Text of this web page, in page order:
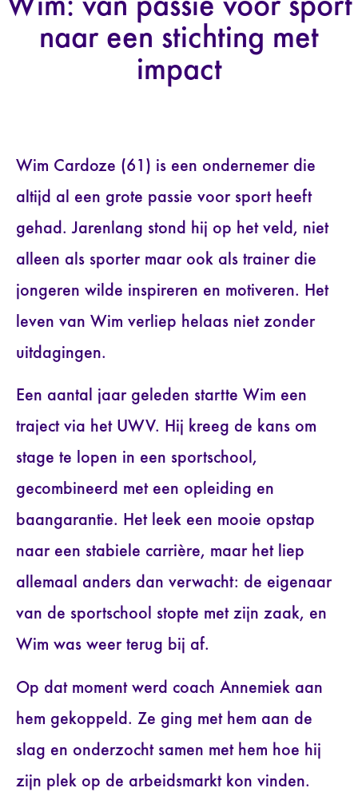
Wim: van passie voor sport
naar een stichting met
impact
Wim Cardoze (61) is een ondernemer die
altijd al een grote passie voor sport heeft
gehad. Jarenlang stond hij op het veld, niet
alleen als sporter maar ook als trainer die
jongeren wilde inspireren en motiveren. Het
leven van Wim verliep helaas niet zonder
uitdagingen.
Een aantal jaar geleden startte Wim een
traject via het UWV. Hij kreeg de kans om
stage te lopen in een sportschool,
gecombineerd met een opleiding en
baangarantie. Het leek een mooie opstap
naar een stabiele carrière, maar het liep
allemaal anders dan verwacht: de eigenaar
van de sportschool stopte met zijn zaak, en
Wim was weer terug bij af.
Op dat moment werd coach Annemiek aan
hem gekoppeld. Ze ging met hem aan de
slag en onderzocht samen met hem hoe hij
zijn plek op de arbeidsmarkt kon vinden.